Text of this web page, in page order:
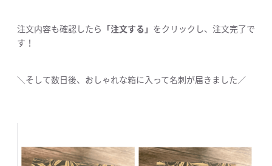
注文内容も確認したら 「注文する」 をクリックし、注文完了で
す！
＼そして数日後、おしゃれな箱に入って名刺が届きました／